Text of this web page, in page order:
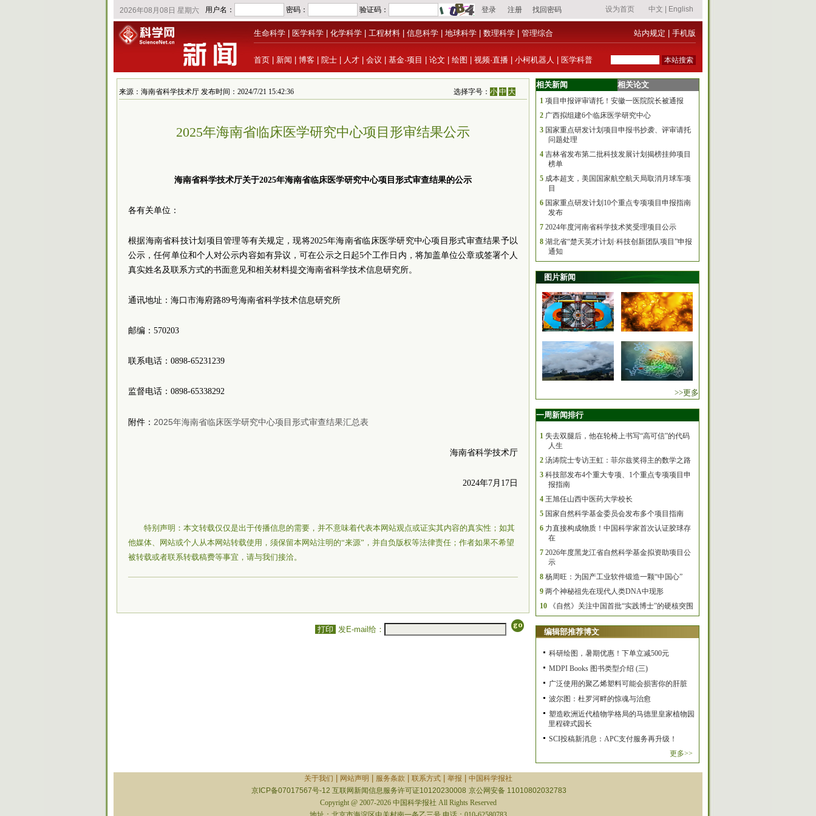
生命科学 医学科学 化学科学 工程材料 信息科学 地球科学 数理科学 管理综合 站内规定 手机版
首页 新闻 博客 院士 人才 会议 基金·项目 论文 绘图 视频·直播 小柯机器人 医学科普
来源：海南省科学技术厅 发布时间：2024/7/21 15:42:36 选择字号：小 中 大
2025年海南省临床医学研究中心项目形审结果公示
海南省科学技术厅关于2025年海南省临床医学研究中心项目形式审查结果的公示
各有关单位：
根据海南省科技计划项目管理等有关规定，现将2025年海南省临床医学研究中心项目形式审查结果予以
公示，任何单位和个人对公示内容如有异议，可在公示之日起5个工作日内，将加盖单位公章或签署个人
真实姓名及联系方式的书面意见和相关材料提交海南省科学技术信息研究所。
通讯地址：海口市海府路89号海南省科学技术信息研究所
邮编：570203
联系电话：0898-65231239
监督电话：0898-65338292
附件： 2025年海南省临床医学研究中心项目形式审查结果汇总表
海南省科学技术厅
2024年7月17日
特别声明：本文转载仅仅是出于传播信息的需要，并不意味着代表本网站观点或证实其内容的真实性；如其
他媒体、网站或个人从本网站转载使用，须保留本网站注明的“来源”，并自负版权等法律责任；作者如果不希望
被转载或者联系转载稿费等事宜，请与我们接洽。
打印 发E-mail给：
相关新闻 相关论文
1 项目申报评审请托！安徽一医院院长被通报
2 广西拟组建6个临床医学研究中心
3 国家重点研发计划项目申报书抄袭、评审请托
问题处理
4 吉林省发布第二批科技发展计划揭榜挂帅项目
榜单
5 成本超支，美国国家航空航天局取消月球车项
目
6 国家重点研发计划10个重点专项项目申报指南
发布
7 2024年度河南省科学技术奖受理项目公示
8 湖北省“楚天英才计划·科技创新团队项目”申报
通知
图片新闻
>>更多
一周新闻排行
1 失去双腿后，他在轮椅上书写“高可信”的代码
人生
2 汤涛院士专访王虹：菲尔兹奖得主的数学之路
3 科技部发布4个重大专项、1个重点专项项目申
报指南
4 王旭任山西中医药大学校长
5 国家自然科学基金委员会发布多个项目指南
6 力直接构成物质！中国科学家首次认证胶球存
在
7 2026年度黑龙江省自然科学基金拟资助项目公
示
8 杨周旺：为国产工业软件锻造一颗“中国心”
9 两个神秘祖先在现代人类DNA中现形
10
《自然》关注中国首批“实践博士”的硬核突围
编辑部推荐博文
科研绘图，暑期优惠！下单立减500元
MDPI Books 图书类型介绍 (三)
广泛使用的聚乙烯塑料可能会损害你的肝脏
波尔图：杜罗河畔的惊魂与治愈
塑造欧洲近代植物学格局的马德里皇家植物园
里程碑式园长
SCI投稿新消息：APC支付服务再升级！
更多>>
关于我们 网站声明 服务条款 联系方式| 举报
中国科学报社
京ICP备07017567号-12 互联网新闻信息服务许可证10120230008 京公网安备 11010802032783
Copyright @ 2007-2026 中国科学报社 All Rights Reserved